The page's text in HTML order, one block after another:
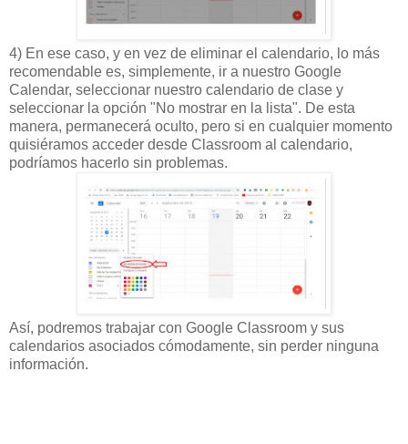
4) En ese caso, y en vez de eliminar el calendario, lo más
recomendable es, simplemente, ir a nuestro Google
Calendar, seleccionar nuestro calendario de clase y
seleccionar la opción "No mostrar en la lista". De esta
manera, permanecerá oculto, pero si en cualquier momento
quisiéramos acceder desde Classroom al calendario,
podríamos hacerlo sin problemas.
Así, podremos trabajar con Google Classroom y sus
calendarios asociados cómodamente, sin perder ninguna
información.